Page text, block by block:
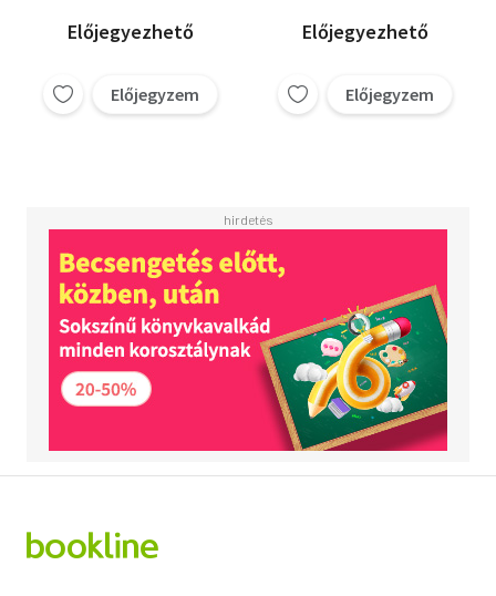
Előjegyezhető
Előjegyzem
Előjegyezhető
Előjegyzem